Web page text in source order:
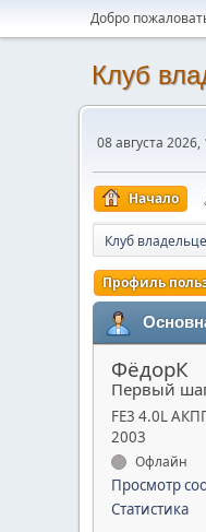
Добро
Клуб
08 августа 2026,
Начало
Клуб
Профиль
ФёдорК
Первый
FE3 4.0L
2003
Офлайн
Просмотр
Статистика